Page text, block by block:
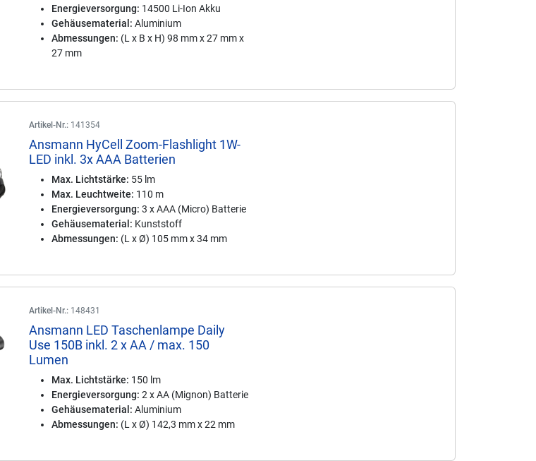
Energieversorgung: 14500 Li-Ion Akku
Gehäusematerial: Aluminium
Abmessungen: (L x B x H) 98 mm x 27 mm x
27 mm
Artikel-Nr.: 141354
Ansmann HyCell Zoom-Flashlight 1W-
LED inkl. 3x AAA Batterien
Max. Lichtstärke: 55 lm
Max. Leuchtweite: 110 m
Energieversorgung: 3 x AAA (Micro) Batterie
Gehäusematerial: Kunststoff
Abmessungen: (L x Ø) 105 mm x 34 mm
Artikel-Nr.: 148431
Ansmann LED Taschenlampe Daily
Use 150B inkl. 2 x AA / max. 150
Lumen
Max. Lichtstärke: 150 lm
Energieversorgung: 2 x AA (Mignon) Batterie
Gehäusematerial: Aluminium
Abmessungen: (L x Ø) 142,3 mm x 22 mm